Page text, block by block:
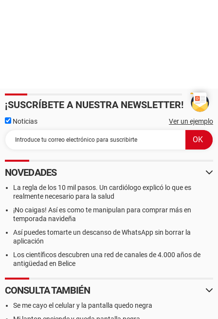
¡SUSCRÍBETE A NUESTRA NEWSLETTER!
Noticias Ver un ejemplo
NOVEDADES
La regla de los 10 mil pasos. Un cardiólogo explicó lo que es
realmente necesario para la salud
¡No caigas! Así es como te manipulan para comprar más en
temporada navideña
Así puedes tomarte un descanso de WhatsApp sin borrar la
aplicación
Los científicos descubren una red de canales de 4.000 años de
antigüedad en Belice
CONSULTA TAMBIÉN
Se me cayo el celular y la pantalla quedo negra